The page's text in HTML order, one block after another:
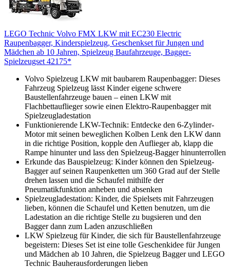
LEGO Technic Volvo FMX LKW mit EC230 Electric
Raupenbagger, Kinderspielzeug, Geschenkset für Jungen und
Mädchen ab 10 Jahren, Spielzeug Baufahrzeuge, Bagger-
Spielzeugset 42175*
Volvo Spielzeug LKW mit baubarem Raupenbagger: Dieses
Fahrzeug Spielzeug lässt Kinder eigene schwere
Baustellenfahrzeuge bauen – einen LKW mit
Flachbettauflieger sowie einen Elektro-Raupenbagger mit
Spielzeugladestation
Funktionierende LKW-Technik: Entdecke den 6-Zylinder-
Motor mit seinen beweglichen Kolben Lenk den LKW dann
in die richtige Position, kopple den Auflieger ab, klapp die
Rampe hinunter und lass den Spielzeug-Bagger hinunterrollen
Erkunde das Bauspielzeug: Kinder können den Spielzeug-
Bagger auf seinen Raupenketten um 360 Grad auf der Stelle
drehen lassen und die Schaufel mithilfe der
Pneumatikfunktion anheben und absenken
Spielzeugladestation: Kinder, die Spielsets mit Fahrzeugen
lieben, können die Schaufel und Ketten benutzen, um die
Ladestation an die richtige Stelle zu bugsieren und den
Bagger dann zum Laden anzuschließen
LKW Spielzeug für Kinder, die sich für Baustellenfahrzeuge
begeistern: Dieses Set ist eine tolle Geschenkidee für Jungen
und Mädchen ab 10 Jahren, die Spielzeug Bagger und LEGO
Technic Bauherausforderungen lieben